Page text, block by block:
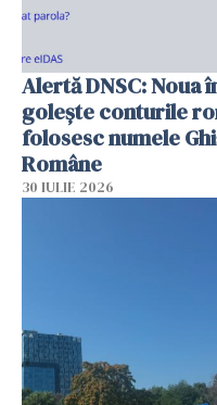
Alertă DNSC: Noua
golește conturile
folosesc numele
Române
30 IULIE 2026